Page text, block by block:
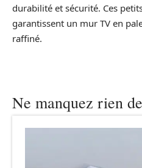
durabilité et sécurité. Ces
garantissent un mur TV en
raffiné.
Ne manquez rien